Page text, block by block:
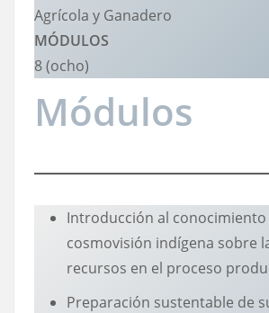
Agrícola y Ganadero
MÓDULOS
8 (ocho)
Módulos
Introducción al conocimiento
cosmovisión indígena sobre
recursos en el proceso
Preparación sustentable de